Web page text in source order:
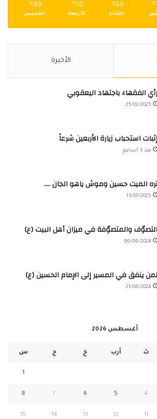
℃
49
℃
الثلاثاء
50
℃
الأربعاء
49
℃
الخميس
الأخيرة
رأي الفقهاء باجتهاد اليعقوبي
25/02/2025
إثبات استحباب زيارة الأربعين شرعاً
منذ 3 أسابيع
تره الميت حسين وموش ياهو الجان ….
13/07/2025
التصوّف والمتصوّفة في ميزان أهل البيت (ع)
06/06/2024
لمن ينفق في المسير إلى الإمام الحسين (ع)
21/08/2024
أغسطس 2026
ث أرب خ ج س
1
4
5
6
7
8
11
12
13
14
15